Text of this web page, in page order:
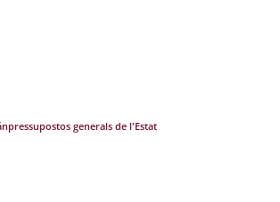
pressupostos generals de l'Estat